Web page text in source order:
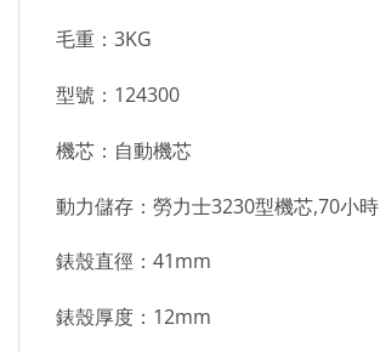
毛重：3KG
型號：124300
機芯：自動機芯
動力儲存：勞力士3230型機芯,70小時
錶殼直徑：41mm
錶殼厚度：12mm